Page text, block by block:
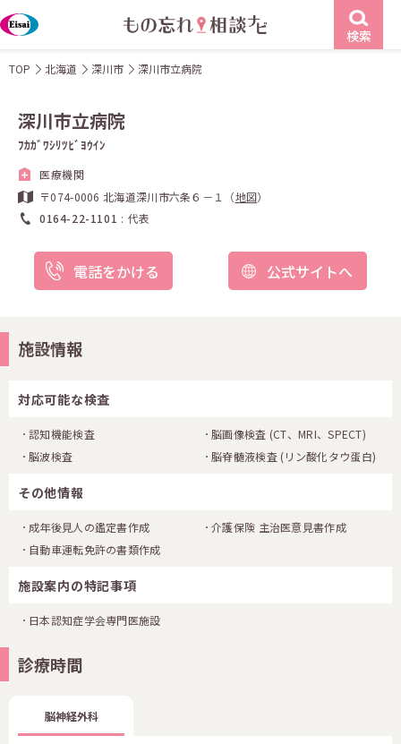
検索
TOP 北海道 深川市 深川市立病院
深川市立病院
ﾌｶｶﾞﾜｼﾘﾂﾋﾞﾖｳｲﾝ
医療機関
〒074-0006 北海道深川市六条６－１（地図）
0164-22-1101
代表
電話をかける 公式サイトへ
施設情報
対応可能な検査
認知機能検査 脳画像検査 (CT、MRI、SPECT)
脳波検査
脳脊髄液検査 (リン酸化タウ蛋白)
その他情報
成年後見人の鑑定書作成
介護保険 主治医意見書作成
自動車運転免許の書類作成
施設案内の特記事項
日本認知症学会専門医施設
診療時間
脳神経外科